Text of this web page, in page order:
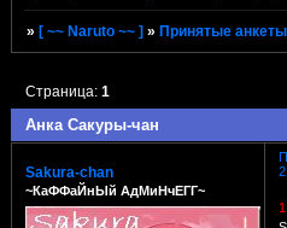
» [ ~~ Naruto ~~ ] » Принятые анкеты
Анка Сакуры-чан
Страница:1
Sakura-chan
~КаФФаЙнЫй АдМиНчЕГГ~